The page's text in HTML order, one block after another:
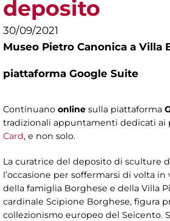
deposito
30/09/2021
Museo Pietro Canonica a Villa
piattaforma Google Suite
Continuano online sulla piattaforma
tradizionali appuntamenti dedicati ai
Card, e non solo.
La curatrice del deposito di sculture
l’occasione per soffermarsi di volta
della famiglia Borghese e della Villa
cardinale Scipione Borghese, figura
collezionismo europeo del Seicento.